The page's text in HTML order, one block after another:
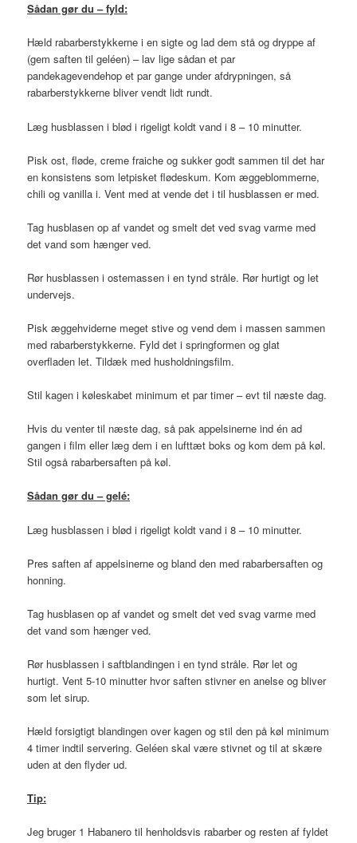
Sådan gør du – fyld:
Hæld rabarberstykkerne i en sigte og lad dem stå og dryppe af
(gem saften til geléen) – lav lige sådan et par
pandekagevendehop et par gange under afdrypningen, så
rabarberstykkerne bliver vendt lidt rundt.
Læg husblassen i blød i rigeligt koldt vand i 8 – 10 minutter.
Pisk ost, fløde, creme fraiche og sukker godt sammen til det har
en konsistens som letpisket flødeskum. Kom æggeblommerne,
chili og vanilla i. Vent med at vende det i til husblassen er med.
Tag husblasen op af vandet og smelt det ved svag varme med
det vand som hænger ved.
Rør husblassen i ostemassen i en tynd stråle. Rør hurtigt og let
undervejs.
Pisk æggehviderne meget stive og vend dem i massen sammen
med rabarberstykkerne. Fyld det i springformen og glat
overfladen let. Tildæk med husholdningsfilm.
Stil kagen i køleskabet minimum et par timer – evt til næste dag.
Hvis du venter til næste dag, så pak appelsinerne ind én ad
gangen i film eller læg dem i en lufttæt boks og kom dem på køl.
Stil også rabarbersaften på køl.
Sådan gør du – gelé:
Læg husblassen i blød i rigeligt koldt vand i 8 – 10 minutter.
Pres saften af appelsinerne og bland den med rabarbersaften og
honning.
Tag husblasen op af vandet og smelt det ved svag varme med
det vand som hænger ved.
Rør husblassen i saftblandingen i en tynd stråle. Rør let og
hurtigt. Vent 5-10 minutter hvor saften stivner en anelse og bliver
som let sirup.
Hæld forsigtigt blandingen over kagen og stil den på køl minimum
4 timer indtil servering. Geléen skal være stivnet og til at skære
uden at den flyder ud.
Tip:
Jeg bruger 1 Habanero til henholdsvis rabarber og resten af fyldet